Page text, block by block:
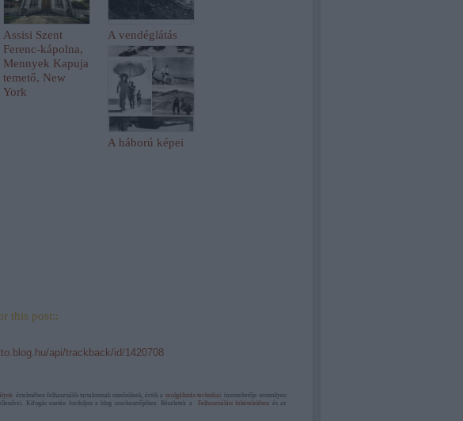
Assisi Szent
Ferenc-kápolna,
Mennyek Kapuja
temető, New
York
A vendéglátás
A háború képei
this post::
api/trackback/id/1420708
értelmében felhasználói tartalomnak minősülnek, értük a szolgáltatás technikaiüzemeltetője semmilyen
Kifogás esetén forduljon a blog szerkesztőjéhez. Részletek a
Felhasználási feltételekben és az